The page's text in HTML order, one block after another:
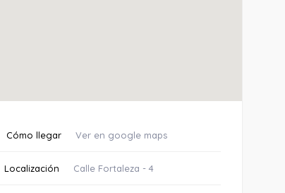
Cómo llegar Ver en google maps
Localización Calle Fortaleza - 4